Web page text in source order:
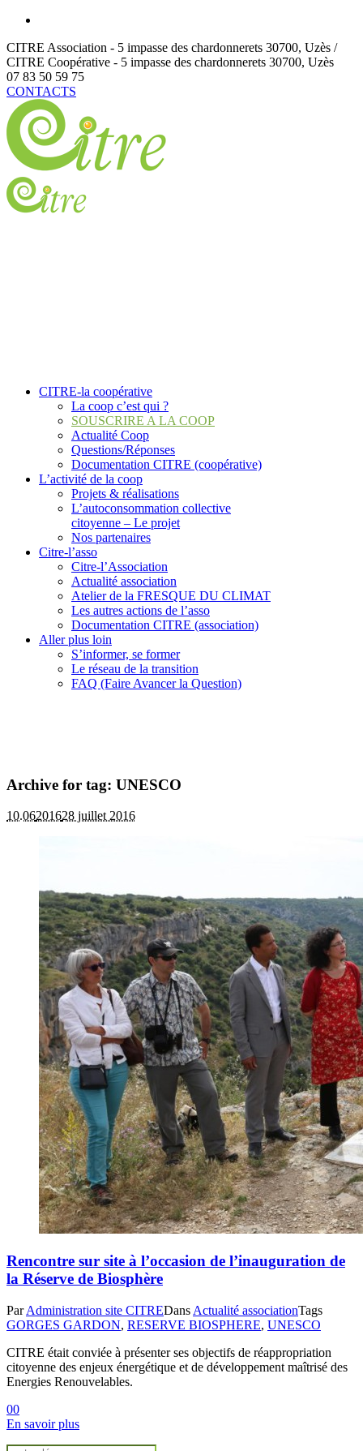
CITRE Association - 5 impasse des chardonnerets 30700, Uzès /
CITRE Coopérative - 5 impasse des chardonnerets 30700, Uzès
07 83 50 59 75
CONTACTS
CITRE-la coopérative
La coop c’est qui ?
SOUSCRIRE A LA COOP
Actualité Coop
Questions/Réponses
Documentation CITRE (coopérative)
L’activité de la coop
Projets & réalisations
L’autoconsommation collective
citoyenne – Le projet
Nos partenaires
Citre-l’asso
Citre-l’Association
Actualité association
Atelier de la FRESQUE DU CLIMAT
Les autres actions de l’asso
Documentation CITRE (association)
Aller plus loin
S’informer, se former
Le réseau de la transition
FAQ (Faire Avancer la Question)
Archive for tag: UNESCO
10.06201628 juillet 2016
Rencontre sur site à l’occasion de l’inauguration de
la Réserve de Biosphère
ParAdministration site CITREDans Actualité associationTags
GORGES GARDON, RESERVE BIOSPHERE, UNESCO
CITRE était conviée à présenter ses objectifs de réappropriation
citoyenne des enjeux énergétique et de développement maîtrisé des
Energies Renouvelables.
00
En savoir plus